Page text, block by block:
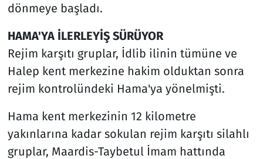
dönmeye başladı.
HAMA'YA İLERLEYİŞ SÜRÜYOR
Rejim karşıtı gruplar, İdlib ilinin tümüne ve
Halep kent merkezine hakim olduktan sonra
rejim kontrolündeki Hama'ya yönelmişti.
Hama kent merkezinin 12 kilometre
yakınlarına kadar sokulan rejim karşıtı silahlı
gruplar, Maardis-Taybetul İmam hattında